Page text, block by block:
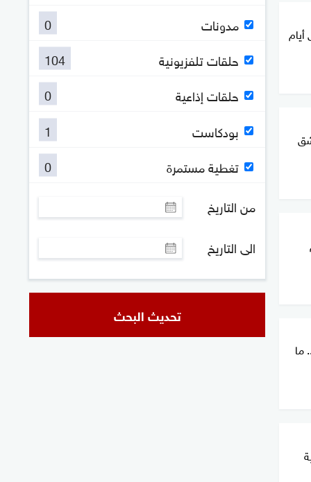
ما
مدونات
0
حلقات تلفزيونية
104
حلقات إذاعية
0
بودكاست
1
تغطية مستمرة
0
من التاريخ
الى التاريخ
تحديث البحث